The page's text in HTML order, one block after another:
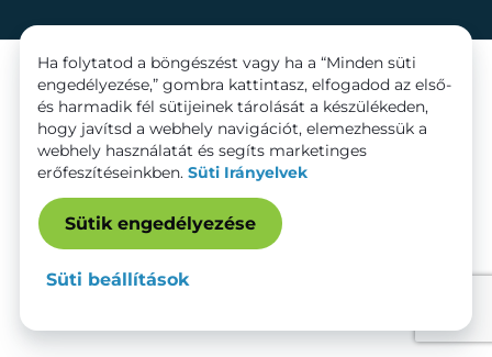
Ha folytatod a böngészést vagy ha a “Minden süti
engedélyezése,” gombra kattintasz, elfogadod az első-
és harmadik fél sütijeinek tárolását a készülékeden,
hogy javítsd a webhely navigációt, elemezhessük a
webhely használatát és segíts marketinges
erőfeszítéseinkben. Süti Irányelvek
Sütik engedélyezése
Süti beállítások